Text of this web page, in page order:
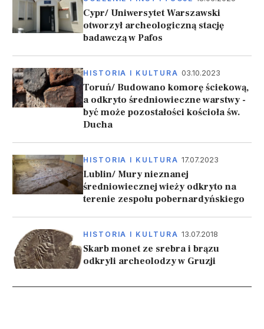
Cypr/ Uniwersytet Warszawski
otworzył archeologiczną stację
badawczą w Pafos
HISTORIA I KULTURA 03.10.2023
Toruń/ Budowano komorę ściekową,
a odkryto średniowieczne warstwy -
być może pozostałości kościoła św.
Ducha
HISTORIA I KULTURA 17.07.2023
Lublin/ Mury nieznanej
średniowiecznej wieży odkryto na
terenie zespołu pobernardyńskiego
HISTORIA I KULTURA 13.07.2018
Skarb monet ze srebra i brązu
odkryli archeolodzy w Gruzji